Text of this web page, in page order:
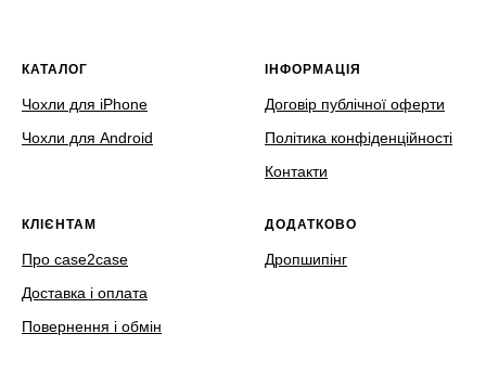
КАТАЛОГ
Чохли для iPhone
Чохли для Android
ІНФОРМАЦІЯ
Договір публічної оферти
Політика конфіденційності
Контакти
КЛІЄНТАМ
Про case2case
Доставка і оплата
Повернення і обмін
ДОДАТКОВО
Дропшипінг